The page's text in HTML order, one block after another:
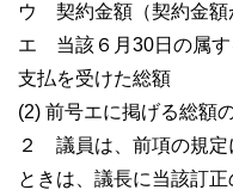
標準
白 黒
県議会の役割と権限
県議会のしくみと議案
委員会の概要
県議会のうつりかわり
ウ 契約金額（契約金額
エ 当該６月30日の属す
支払を受けた総額
(2) 前号エに掲げる総額
２ 議員は、前項の規定
ときは、議長に当該訂